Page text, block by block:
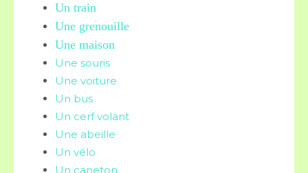
Un train
Une grenouille
Une maison
Une souris
Une voiture
Un bus
Un cerf volant
Une abeille
Un vélo
Un caneton